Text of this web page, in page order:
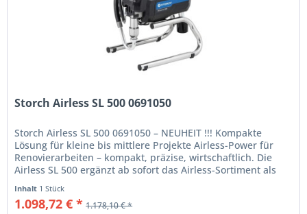
Storch Airless SL 500 0691050
Storch Airless SL 500 0691050 – NEUHEIT !!! Kompakte
Lösung für kleine bis mittlere Projekte Airless-Power für
Renovierarbeiten – kompakt, präzise, wirtschaftlich. Die
Airless SL 500 ergänzt ab sofort das Airless-Sortiment als
Inhalt 1 Stück
1.098,72 € * 1.178,10 € *